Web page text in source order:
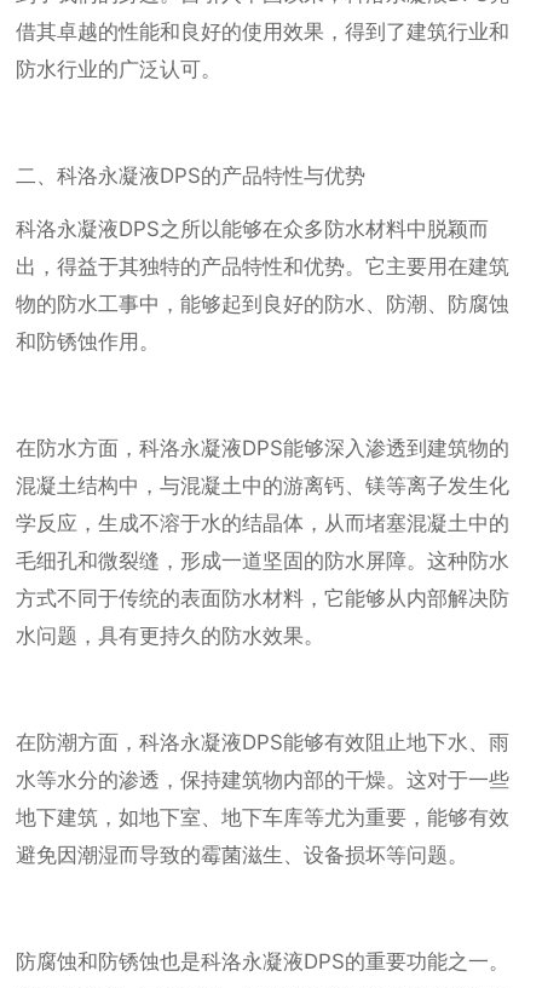
借其卓越的性能和良好的使用效果，得到了建筑行业和
防水行业的广泛认可。
二、科洛永凝液DPS的产品特性与优势
科洛永凝液DPS之所以能够在众多防水材料中脱颖而
出，得益于其独特的产品特性和优势。它主要用在建筑
物的防水工事中，能够起到良好的防水、防潮、防腐蚀
和防锈蚀作用。
在防水方面，科洛永凝液DPS能够深入渗透到建筑物的
混凝土结构中，与混凝土中的游离钙、镁等离子发生化
学反应，生成不溶于水的结晶体，从而堵塞混凝土中的
毛细孔和微裂缝，形成一道坚固的防水屏障。这种防水
方式不同于传统的表面防水材料，它能够从内部解决防
水问题，具有更持久的防水效果。
在防潮方面，科洛永凝液DPS能够有效阻止地下水、雨
水等水分的渗透，保持建筑物内部的干燥。这对于一些
地下建筑，如地下室、地下车库等尤为重要，能够有效
避免因潮湿而导致的霉菌滋生、设备损坏等问题。
防腐蚀和防锈蚀也是科洛永凝液DPS的重要功能之一。